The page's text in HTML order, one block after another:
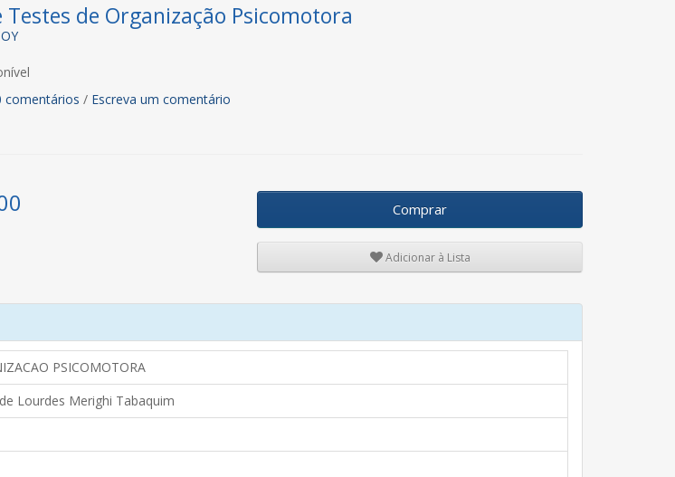
Testes de Organização Psicomotora
comentários / Escreva um comentário
Comprar
Adicionar à Lista
PSICOMOTORA
Lourdes Merighi Tabaquim